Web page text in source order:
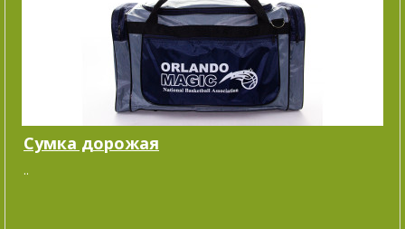
Cумка дорожая
..